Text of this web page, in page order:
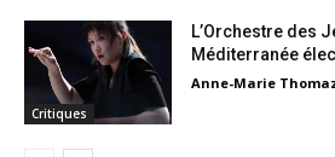
Critiques
L’Orchestre des
Méditerranée
Anne-Marie